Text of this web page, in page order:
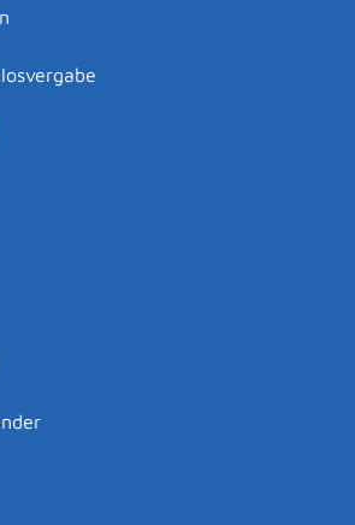
zusätzlich
und Ausweisdokumente
Personen/ Firmen:
des Bestehens eines land- oder
Betriebs und von Einkünften
Durchführung von entsprechenden
der
Halterin oder des einzutragenden
bei erstmaliger Zulassung von
EG-Typgenehmigung:
Teil II und
(COC),